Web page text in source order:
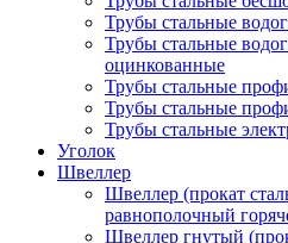
Трубы стальные
Трубы стальные
оцинкованные
Трубы стальные
Трубы стальные
Трубы стальные
Уголок
Швеллер
Швеллер (прокат
равнополочный
Швеллер гнутый